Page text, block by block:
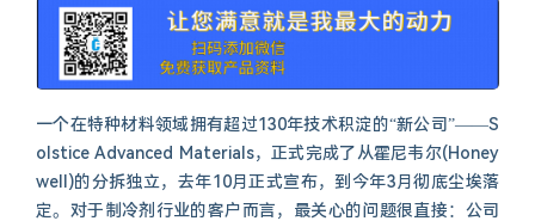
一个在特种材料领域拥有超过130年技术积淀的“新公司”——S
olstice Advanced Materials，正式完成了从霍尼韦尔(Honey
well)的分拆独立，去年10月正式宣布，到今年3月彻底尘埃落
定。对于制冷剂行业的客户而言，最关心的问题很直接：公司